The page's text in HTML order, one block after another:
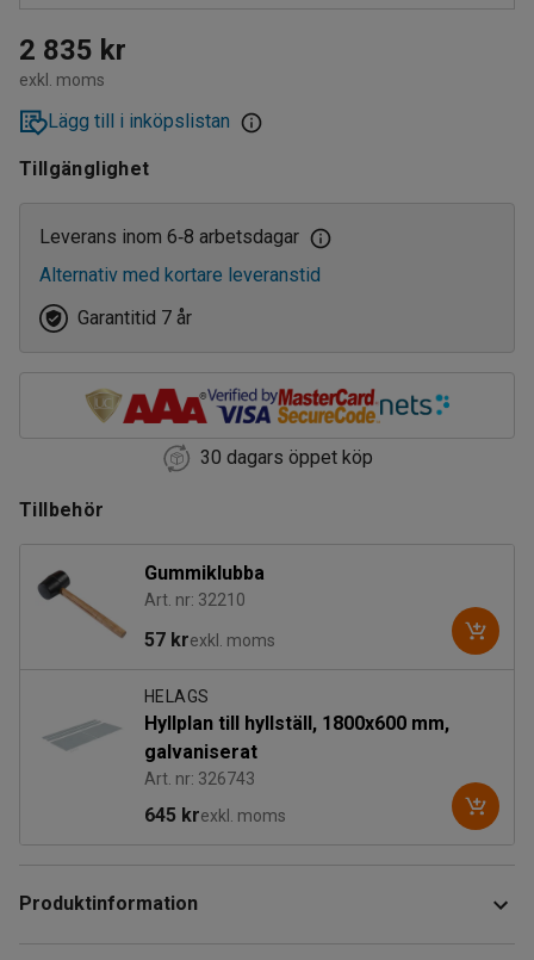
320
400
500
600
800
2 835 kr
exkl. moms
Lägg till i inköpslistan
Tillgänglighet
Leverans inom 6‑8 arbetsdagar
Alternativ med kortare leveranstid
Garantitid 7 år
30 dagars öppet köp
Tillbehör
Gummiklubba
Art. nr: 32210
57 krexkl. moms
HELAGS
Hyllplan till hyllställ, 1800x600 mm,
galvaniserat
Art. nr: 326743
645 krexkl. moms
Produktinformation